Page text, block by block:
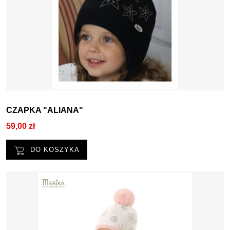
CZAPKA "ALIANA"
59,00 zł
DO KOSZYKA